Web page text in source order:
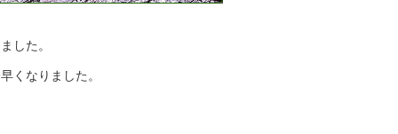
した。
くなりました。